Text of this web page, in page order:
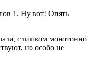
1. Ну вот! Опять
слишком монотонно
но особо не